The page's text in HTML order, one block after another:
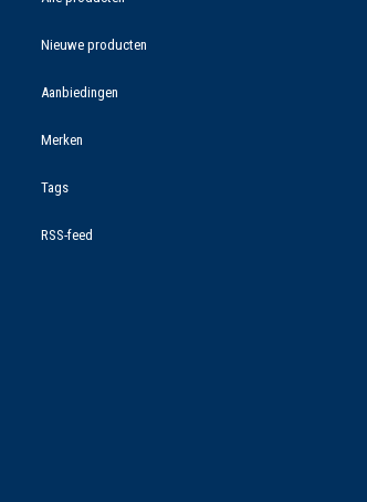
Nieuwe producten
Aanbiedingen
Merken
Tags
RSS-feed